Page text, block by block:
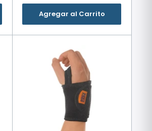
Agregar al Carrito